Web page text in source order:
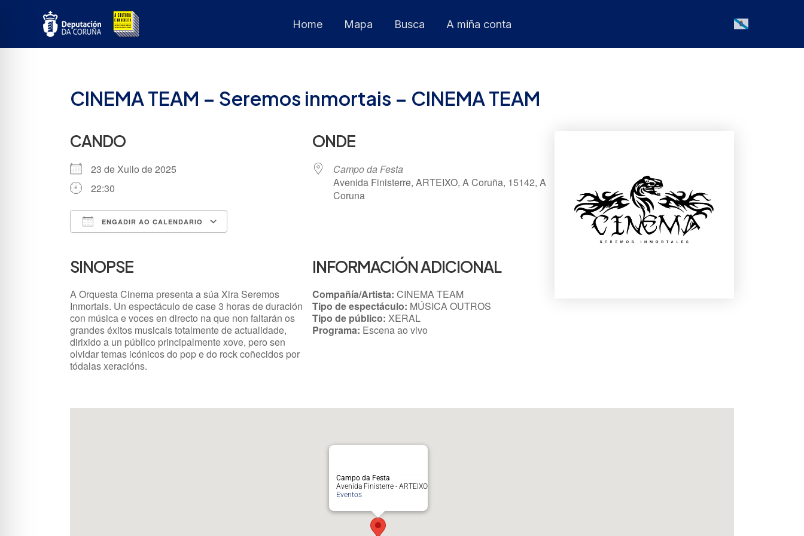
Home Mapa Busca A miña conta
Galician
CINEMA TEAM – Seremos inmortais – CINEMA TEAM
CANDO
23 de Xullo de 2025
22:30
ENGADIR AO CALENDARIO
Outlook Live
ONDE
Campo da Festa
Avenida Finisterre, ARTEIXO, A Coruña, 15142, A
Coruna
SINOPSE
A Orquesta Cinema presenta a súa Xira Seremos
Inmortais. Un espectáculo de case 3 horas de duración
con música e voces en directo na que non faltarán os
grandes éxitos musicais totalmente de actualidade,
dirixido a un público principalmente xove, pero sen
olvidar temas icónicos do pop e do rock coñecidos por
tódalas xeracións.
INFORMACIÓN ADICIONAL
Compañía/Artista: CINEMA TEAM
Tipo de espectáculo: MÚSICA OUTROS
Tipo de público: XERAL
Programa: Escena ao vivo
Campo da Festa
Avenida Finisterre - ARTEIXO
Eventos